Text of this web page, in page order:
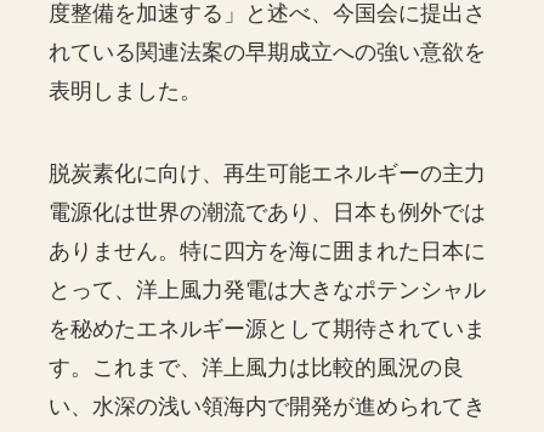
度整備を加速する」と述べ、今国会に提出さ
れている関連法案の早期成立への強い意欲を
表明しました。
脱炭素化に向け、再生可能エネルギーの主力
電源化は世界の潮流であり、日本も例外では
ありません。特に四方を海に囲まれた日本に
とって、洋上風力発電は大きなポテンシャル
を秘めたエネルギー源として期待されていま
す。これまで、洋上風力は比較的風況の良
い、水深の浅い領海内で開発が進められてき